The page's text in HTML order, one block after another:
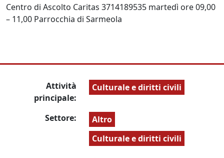
Centro di Ascolto Caritas 3714189535 martedì ore 09,00
– 11,00 Parrocchia di Sarmeola
Attività
principale:
Culturale e diritti civili
Settore:
Altro
Culturale e diritti civili